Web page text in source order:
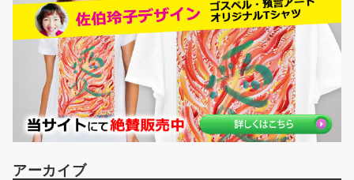
アーカイブ